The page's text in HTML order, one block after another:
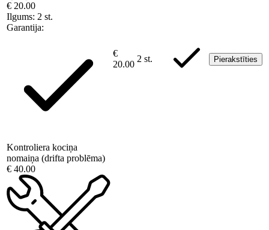
€ 20.00
Ilgums: 2 st.
Garantija:
€
20.00
2 st. Pierakstīties
Kontroliera kociņa
nomaiņa (drifta problēma)
€ 40.00